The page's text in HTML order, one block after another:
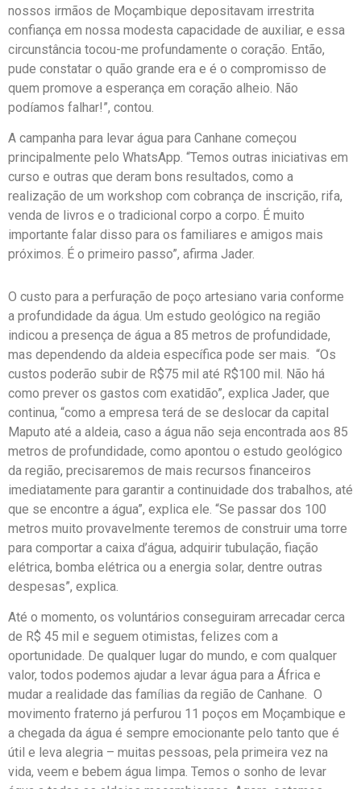
nossos irmãos de Moçambique depositavam irrestrita
confiança em nossa modesta capacidade de auxiliar, e essa
circunstância tocou-me profundamente o coração. Então,
pude constatar o quão grande era e é o compromisso de
quem promove a esperança em coração alheio. Não
podíamos falhar!”, contou.
A campanha para levar água para Canhane começou
principalmente pelo WhatsApp. “Temos outras iniciativas em
curso e outras que deram bons resultados, como a
realização de um workshop com cobrança de inscrição, rifa,
venda de livros e o tradicional corpo a corpo. É muito
importante falar disso para os familiares e amigos mais
próximos. É o primeiro passo”, afirma Jader.
O custo para a perfuração de poço artesiano varia conforme
a profundidade da água. Um estudo geológico na região
indicou a presença de água a 85 metros de profundidade,
mas dependendo da aldeia específica pode ser mais. “Os
custos poderão subir de R$75 mil até R$100 mil. Não há
como prever os gastos com exatidão”, explica Jader, que
continua, “como a empresa terá de se deslocar da capital
Maputo até a aldeia, caso a água não seja encontrada aos 85
metros de profundidade, como apontou o estudo geológico
da região, precisaremos de mais recursos financeiros
imediatamente para garantir a continuidade dos trabalhos, até
que se encontre a água”, explica ele. “Se passar dos 100
metros muito provavelmente teremos de construir uma torre
para comportar a caixa d’água, adquirir tubulação, fiação
elétrica, bomba elétrica ou a energia solar, dentre outras
despesas”, explica.
Até o momento, os voluntários conseguiram arrecadar cerca
de R$ 45 mil e seguem otimistas, felizes com a
oportunidade. De qualquer lugar do mundo, e com qualquer
valor, todos podemos ajudar a levar água para a África e
mudar a realidade das famílias da região de Canhane. O
movimento fraterno já perfurou 11 poços em Moçambique e
a chegada da água é sempre emocionante pelo tanto que é
útil e leva alegria – muitas pessoas, pela primeira vez na
vida, veem e bebem água limpa. Temos o sonho de levar